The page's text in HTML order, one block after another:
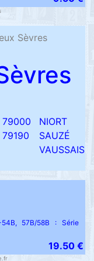
Sèvres
79000
NIORT
79190
SAUZÉ
VAUSSAIS
54B, 57B/58B : Série
19.50 €